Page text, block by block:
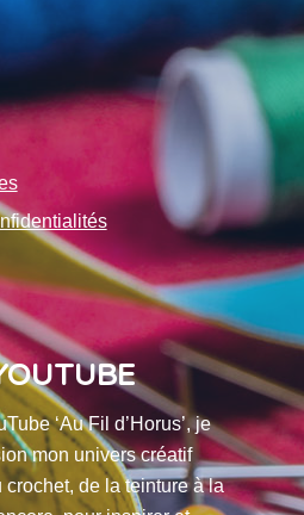
‘Au Fil d’Horus’, je
mon univers créatif
crochet, de la teinture à la